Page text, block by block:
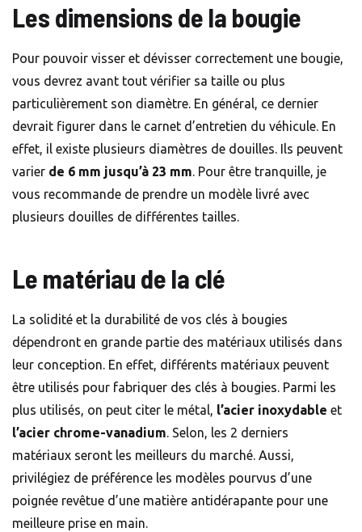
Les dimensions de la bougie
Pour pouvoir visser et dévisser correctement une bougie,
vous devrez avant tout vérifier sa taille ou plus
particulièrement son diamètre. En général, ce dernier
devrait figurer dans le carnet d’entretien du véhicule. En
effet, il existe plusieurs diamètres de douilles. Ils peuvent
varier de 6 mm jusqu’à 23 mm. Pour être tranquille, je
vous recommande de prendre un modèle livré avec
plusieurs douilles de différentes tailles.
Le matériau de la clé
La solidité et la durabilité de vos clés à bougies
dépendront en grande partie des matériaux utilisés dans
leur conception. En effet, différents matériaux peuvent
être utilisés pour fabriquer des clés à bougies. Parmi les
plus utilisés, on peut citer le métal, l’acier inoxydable et
l’acier chrome-vanadium. Selon, les 2 derniers
matériaux seront les meilleurs du marché. Aussi,
privilégiez de préférence les modèles pourvus d’une
poignée revêtue d’une matière antidérapante pour une
meilleure prise en main.